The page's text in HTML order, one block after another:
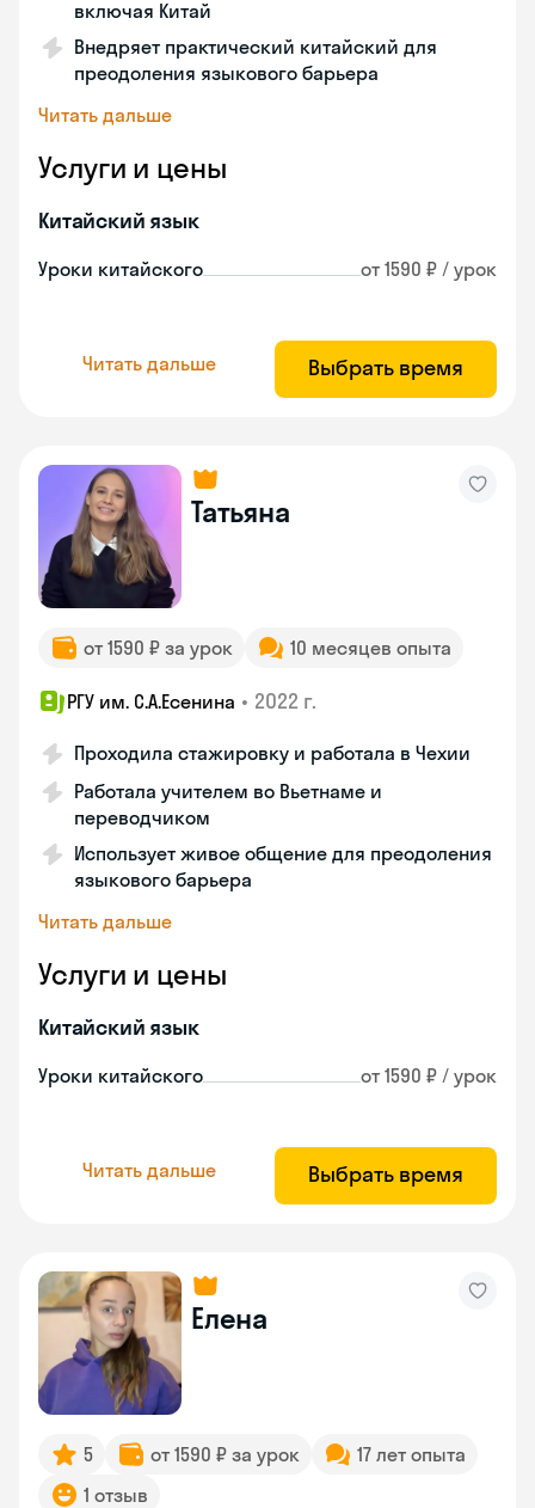
включая Китай
Внедряет практический китайский для
преодоления языкового барьера
Читать дальше
Услуги и цены
Китайский язык
Уроки китайского от 1590 ₽ / урок
Читать дальше Выбрать время
Татьяна
от 1590 ₽ за урок 10 месяцев опыта
РГУ им. С.А.Есенина • 2022 г.
Проходила стажировку и работала в Чехии
Работала учителем во Вьетнаме и
переводчиком
Использует живое общение для преодоления
языкового барьера
Читать дальше
Услуги и цены
Китайский язык
Уроки китайского от 1590 ₽ / урок
Читать дальше Выбрать время
Елена
5 от 1590 ₽ за урок
17 лет опыта
1 отзыв